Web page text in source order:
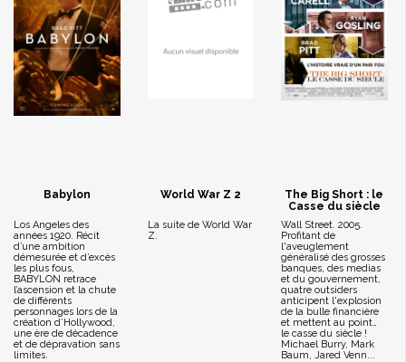
Babylon
Los Angeles des
années 1920. Récit
d’une ambition
démesurée et d’excès
les plus fous,
BABYLON retrace
l’ascension et la chute
de différents
personnages lors de la
création d’Hollywood,
une ère de décadence
et de dépravation sans
limites.
World War Z 2
La suite de World War
Z.
The Big Short : le
Casse du siècle
Wall Street. 2005.
Profitant de
l'aveuglement
généralisé des grosses
banques, des medias
et du gouvernement,
quatre outsiders
anticipent l'explosion
de la bulle financière
et mettent au point…
le casse du siècle !
Michael Burry, Mark
Baum, Jared Venn...